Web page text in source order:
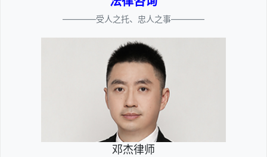
————受人之托、忠人之事————
邓杰律师